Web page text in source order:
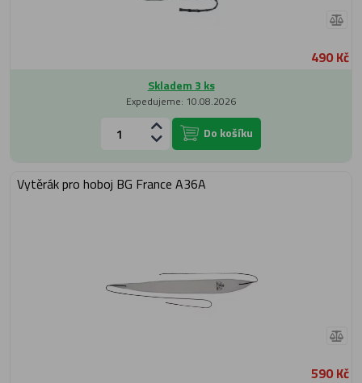
490 Kč
Skladem 3 ks
Expedujeme: 10.08.2026
Do košíku
Vytěrák pro hoboj BG France A36A
590 Kč